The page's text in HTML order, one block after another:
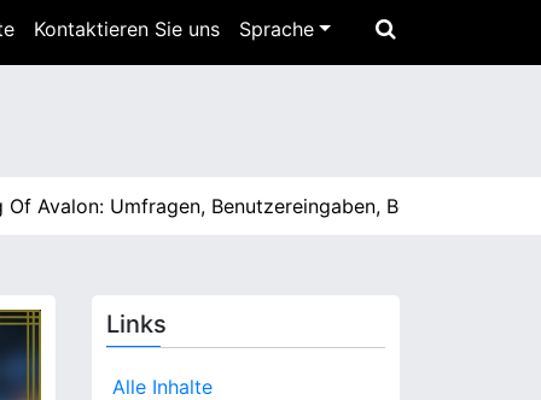
Kontaktieren Sie uns Sprache
Umfragen, Benutzereingaben, Belohnungen einlösen |
Links
Alle Inhalte